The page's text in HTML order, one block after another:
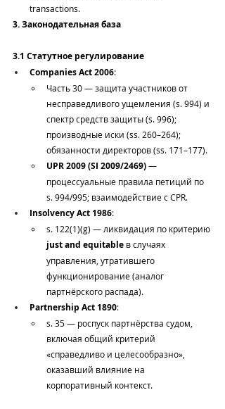
transactions.
3. Законодательная база
3.1 Статутное регулирование
Companies Act 2006:
Часть 30 — защита участников от
несправедливого ущемления (s. 994) и
спектр средств защиты (s. 996);
производные иски (ss. 260–264);
обязанности директоров (ss. 171–177).
UPR 2009 (SI 2009/2469) —
процессуальные правила петиций по
s. 994/995; взаимодействие с CPR.
Insolvency Act 1986:
s. 122(1)(g) — ликвидация по критерию
just and equitable в случаях
управления, утратившего
функционирование (аналог
партнёрского распада).
Partnership Act 1890:
s. 35 — роспуск партнёрства судом,
включая общий критерий
«справедливо и целесообразно»,
оказавший влияние на
корпоративный контекст.